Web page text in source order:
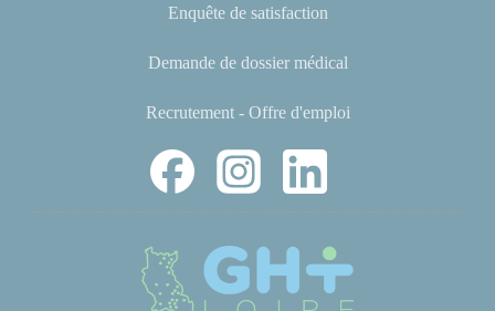
Enquête de satisfaction
Demande de dossier médical
Recrutement - Offre d'emploi